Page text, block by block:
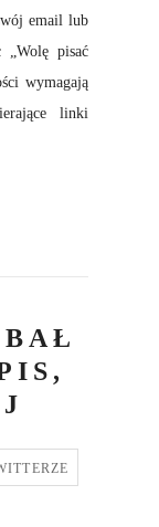
email lub
„Wolę pisać
wymagają
linki